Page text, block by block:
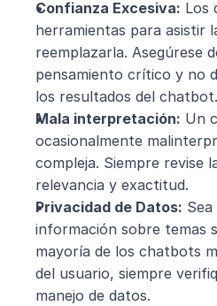
Confianza Excesiva: Los
herramientas para asistir
reemplazarla. Asegúrese
pensamiento crítico y no
los resultados del chatbot.
Mala interpretación: Un
ocasionalmente
compleja. Siempre revise
relevancia y exactitud.
Privacidad de Datos:
información sobre temas
mayoría de los chatbots
del usuario, siempre
manejo de datos.